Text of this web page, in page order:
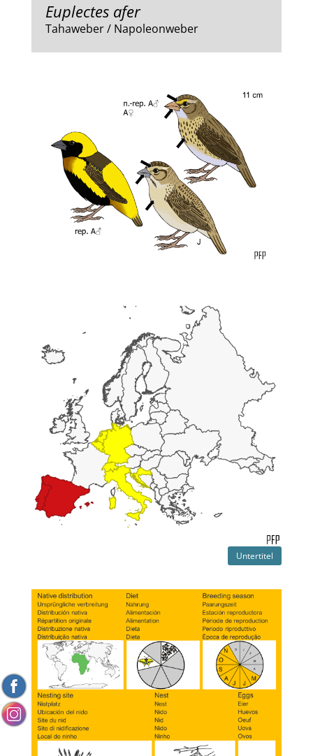
Euplectes afer
Tahaweber / Napoleonweber
Untertitel